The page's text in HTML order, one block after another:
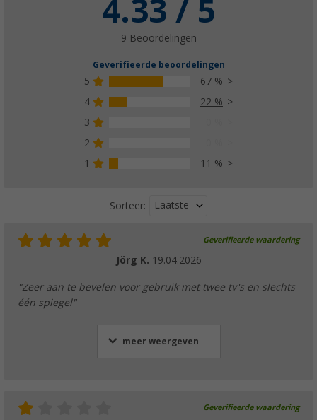
€ 9,99Adviesprijs
€ 2,99
(1)
vanaf€ 8,99Adviesprijs€ 9,99
4.33 / 5
9 Beoordelingen
Geverifieerde beoordelingen
5
67 %
4
22 %
3
2
1
11 %
Sorteer: Laatste
Geverifieerde waardering
Jörg K. 19.04.2026
"Zeer aan te bevelen voor gebruik met twee tv's en slechts
één spiegel"
meer weergeven
Geverifieerde waardering